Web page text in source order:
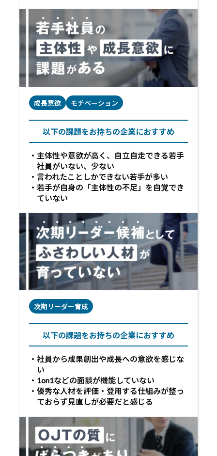
成長意欲 モチベーション
以下の課題をお持ちの企業におすすめ
主体性や意欲が高く、自立自走できる若手
社員がいない、少ない
言われたことしかできない若手が多い
若手が自身の「主体性の不足」を自覚でき
ていない
次期リーダー育成
以下の課題をお持ちの企業におすすめ
社員から成果創出や成長への意欲を感じな
い
1on1などの面談が機能していない
優秀な人材を評価・登用する仕組みが整っ
ておらず見直しが必要だと感じる